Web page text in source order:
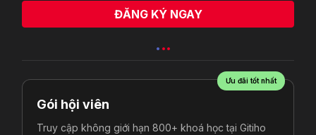
ĐĂNG KÝ NGAY
vừa đăng ký
Ưu đãi tốt nhất
Gói hội viên
Truy cập không giới hạn 800+ khoá học tại Gitiho